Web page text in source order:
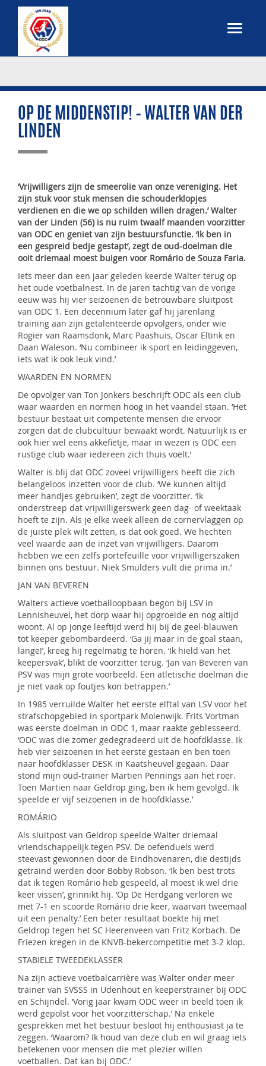
OP DE MIDDENSTIP! – WALTER VAN DER
LINDEN
‘Vrijwilligers zijn de smeerolie van onze vereniging. Het
zijn stuk voor stuk mensen die schouderklopjes
verdienen en die we op schilden willen dragen.’ Walter
van der Linden (56) is nu ruim twaalf maanden voorzitter
van ODC en geniet van zijn bestuursfunctie. ‘Ik ben in
een gespreid bedje gestapt’, zegt de oud-doelman die
ooit driemaal moest buigen voor Romário de Souza Faria.
Iets meer dan een jaar geleden keerde Walter terug op
het oude voetbalnest. In de jaren tachtig van de vorige
eeuw was hij vier seizoenen de betrouwbare sluitpost
van ODC 1. Een decennium later gaf hij jarenlang
training aan zijn getalenteerde opvolgers, onder wie
Rogier van Raamsdonk, Marc Paashuis, Oscar Eltink en
Daan Waleson. ‘Nu combineer ik sport en leidinggeven,
iets wat ik ook leuk vind.’
WAARDEN EN NORMEN
De opvolger van Ton Jonkers beschrijft ODC als een club
waar waarden en normen hoog in het vaandel staan. ‘Het
bestuur bestaat uit competente mensen die ervoor
zorgen dat de clubcultuur bewaakt wordt. Natuurlijk is er
ook hier wel eens akkefietje, maar in wezen is ODC een
rustige club waar iedereen zich thuis voelt.’
Walter is blij dat ODC zoveel vrijwilligers heeft die zich
belangeloos inzetten voor de club. ‘We kunnen altijd
meer handjes gebruiken’, zegt de voorzitter. ‘Ik
onderstreep dat vrijwilligerswerk geen dag- of weektaak
hoeft te zijn. Als je elke week alleen de cornervlaggen op
de juiste plek wilt zetten, is dat ook goed. We hechten
veel waarde aan de inzet van vrijwilligers. Daarom
hebben we een zelfs portefeuille voor vrijwilligerszaken
binnen ons bestuur. Niek Smulders vult die prima in.’
JAN VAN BEVEREN
Walters actieve voetballoopbaan begon bij LSV in
Lennisheuvel, het dorp waar hij opgroeide en nog altijd
woont. Al op jonge leeftijd werd hij bij de geel-blauwen
tot keeper gebombardeerd. ‘Ga jij maar in de goal staan,
lange!’, kreeg hij regelmatig te horen. ‘Ik hield van het
keepersvak’, blikt de voorzitter terug. ‘Jan van Beveren van
PSV was mijn grote voorbeeld. Een atletische doelman die
je niet vaak op foutjes kon betrappen.’
In 1985 verruilde Walter het eerste elftal van LSV voor het
strafschopgebied in sportpark Molenwijk. Frits Vortman
was eerste doelman in ODC 1, maar raakte geblesseerd.
‘ODC was die zomer gedegradeerd uit de hoofdklasse. Ik
heb vier seizoenen in het eerste gestaan en ben toen
naar hoofdklasser DESK in Kaatsheuvel gegaan. Daar
stond mijn oud-trainer Martien Pennings aan het roer.
Toen Martien naar Geldrop ging, ben ik hem gevolgd. Ik
speelde er vijf seizoenen in de hoofdklasse.’
ROMÁRIO
Als sluitpost van Geldrop speelde Walter driemaal
vriendschappelijk tegen PSV. De oefenduels werd
steevast gewonnen door de Eindhovenaren, die destijds
getraind werden door Bobby Robson. ‘Ik ben best trots
dat ik tegen Romário heb gespeeld, al moest ik wel drie
keer vissen’, grinnikt hij. ‘Op De Herdgang verloren we
met 7-1 en scoorde Romário drie keer, waarvan tweemaal
uit een penalty.’ Een beter resultaat boekte hij met
Geldrop tegen het SC Heerenveen van Fritz Korbach. De
Friezen kregen in de KNVB-bekercompetitie met 3-2 klop.
STABIELE TWEEDEKLASSER
Na zijn actieve voetbalcarrière was Walter onder meer
trainer van SVSSS in Udenhout en keeperstrainer bij ODC
en Schijndel. ‘Vorig jaar kwam ODC weer in beeld toen ik
werd gepolst voor het voorzitterschap.’ Na enkele
gesprekken met het bestuur besloot hij enthousiast ja te
zeggen. ‘Waarom? Ik houd van deze club en wil graag iets
betekenen voor mensen die met plezier willen
voetballen. Dat kan bij ODC.’